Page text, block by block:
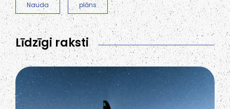
Nauda plāns
Līdzīgi raksti